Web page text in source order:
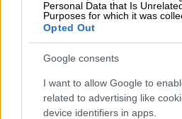
Personal Data that Is
Purposes for which it was
Opted Out
Google consents
I want to allow Google to
related to advertising like
device identifiers in apps.
Ανεμοι: Μεταβλητοί 3
μεσημέρι στα ανατολικά
παραθαλάσσια νοτίων
Θερμοκρασία: Από 17 έως
Θεσσαλία 32 με 33